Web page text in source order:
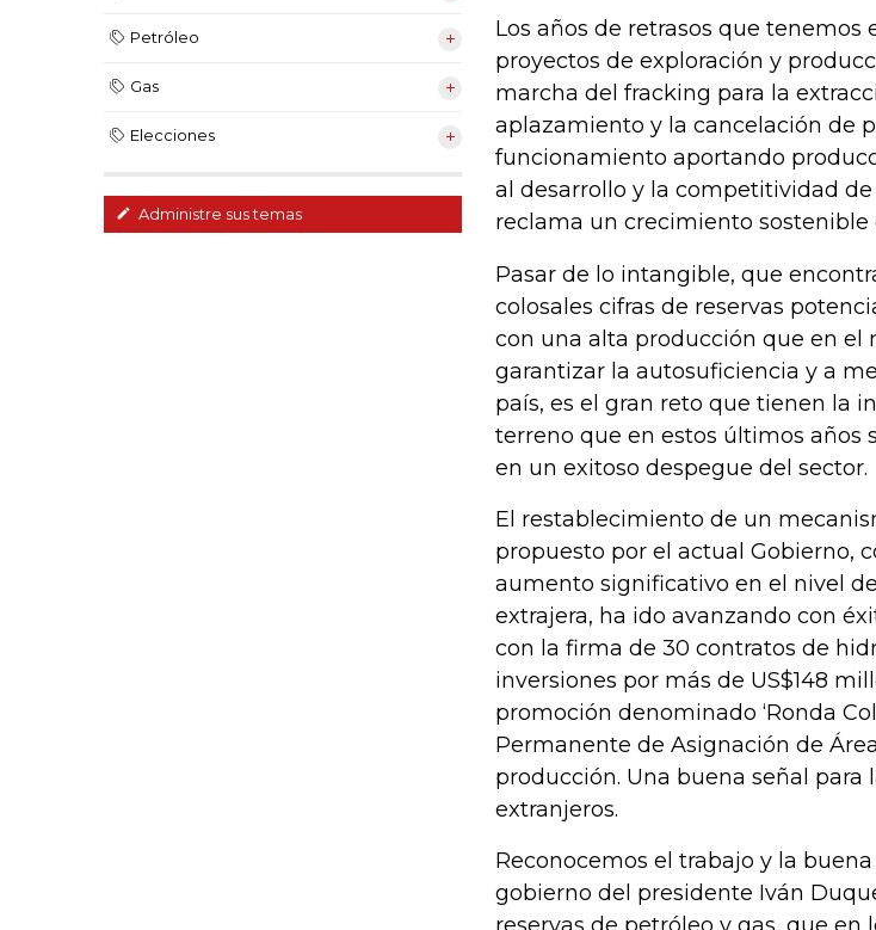
Petróleo
Gas
Elecciones
Administre sus temas
Los años de retrasos que
proyectos de exploración y
marcha del fracking para la
aplazamiento y la cancelación de
funcionamiento aportando
al desarrollo y la competitividad
reclama un crecimiento
Pasar de lo intangible, que
colosales cifras de reservas
con una alta producción que en el
garantizar la autosuficiencia y a
país, es el gran reto que tienen la
terreno que en estos últimos años
en un exitoso despegue del sector.
El restablecimiento de un
propuesto por el actual Gobierno,
aumento significativo en el nivel
extrajera, ha ido avanzando con
con la firma de 30 contratos de
inversiones por más de US$148
promoción denominado ‘Ronda
Permanente de Asignación de
producción. Una buena señal para
extranjeros.
Reconocemos el trabajo y la
gobierno del presidente Iván